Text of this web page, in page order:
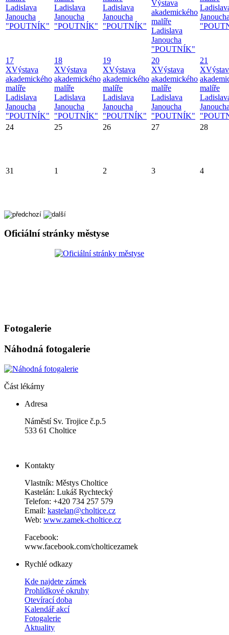
Ladislava
Janoucha
"POUTNÍK"
Ladislava
Janoucha
"POUTNÍK"
Ladislava
Janoucha
"POUTNÍK"
Výstava
akademického
malíře
Ladislava
Janoucha
"POUTNÍK"
17
XVýstava
akademického
malíře
Ladislava
Janoucha
"POUTNÍK"
18
XVýstava
akademického
malíře
Ladislava
Janoucha
"POUTNÍK"
19
XVýstava
akademického
malíře
Ladislava
Janoucha
"POUTNÍK"
20
XVýstava
akademického
malíře
Ladislava
Janoucha
"POUTNÍK"
21
X
malíře
24
25 26 27 28
31 1 2 3 4
Oficiální stránky městyse
Fotogalerie
Náhodná fotogalerie
Část lékárny
Adresa
Náměstí Sv. Trojice č.p.5
533 61 Choltice
Kontakty
Vlastník: Městys Choltice
Kastelán: Lukáš Rychtecký
Telefon: +420 734 257 579
Email: kastelan@choltice.cz
Web: www.zamek-choltice.cz
Facebook:
www.facebook.com/cholticezamek
Rychlé odkazy
Kde najdete zámek
Prohlídkové okruhy
Otevírací doba
Kalendář akcí
Fotogalerie
Aktuality